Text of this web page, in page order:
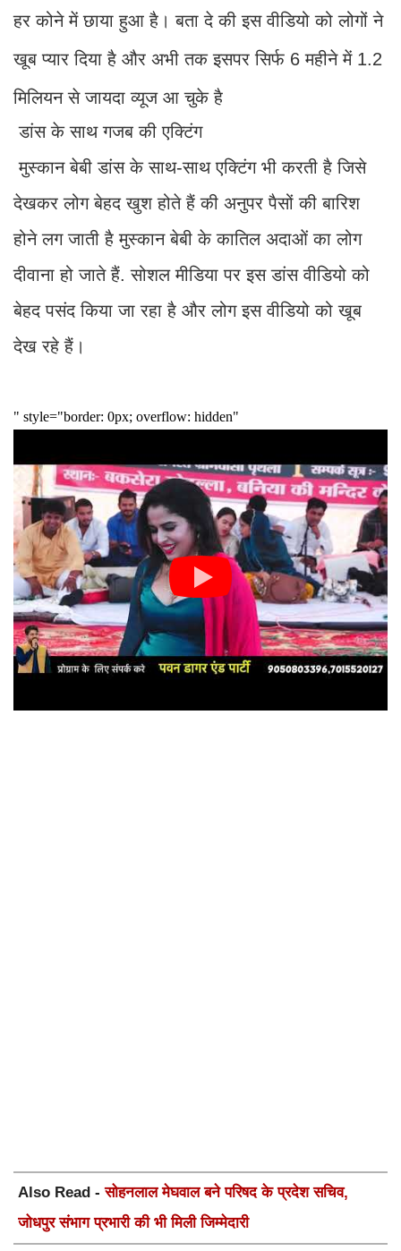
हर कोने में छाया हुआ है। बता दे की इस वीडियो को लोगों ने
खूब प्यार दिया है और अभी तक इसपर सिर्फ 6 महीने में 1.2
मिलियन से जायदा व्यूज आ चुके है
डांस के साथ गजब की एक्टिंग
मुस्कान बेबी डांस के साथ-साथ एक्टिंग भी करती है जिसे
देखकर लोग बेहद खुश होते हैं की अनुपर पैसों की बारिश
होने लग जाती है मुस्कान बेबी के कातिल अदाओं का लोग
दीवाना हो जाते हैं. सोशल मीडिया पर इस डांस वीडियो को
बेहद पसंद किया जा रहा है और लोग इस वीडियो को खूब
देख रहे हैं।
Also Read -सोहनलाल मेघवाल बने परिषद के प्रदेश सचिव,
जोधपुर संभाग प्रभारी की भी मिली जिम्मेदारी